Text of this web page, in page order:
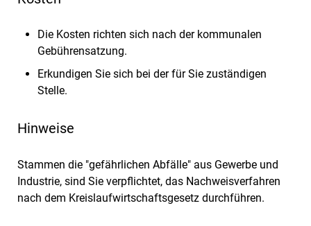
Die Kosten richten sich nach der kommunalen
Gebührensatzung.
Erkundigen Sie sich bei der für Sie zuständigen
Stelle.
Hinweise
Stammen die "gefährlichen Abfälle" aus Gewerbe und
Industrie, sind Sie verpflichtet, das Nachweisverfahren
nach dem Kreislaufwirtschaftsgesetz durchführen.